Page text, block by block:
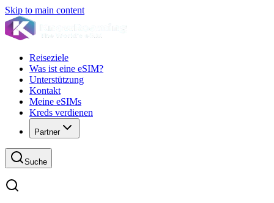
Skip to main content
Reiseziele
Was ist eine eSIM?
Unterstützung
Kontakt
Meine eSIMs
Kreds verdienen
Partner
Suche